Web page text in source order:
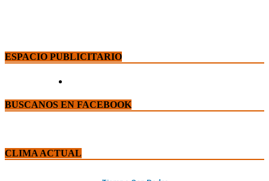
ESPACIO PUBLICITARIO
BUSCANOS EN FACEBOOK
CLIMA ACTUAL